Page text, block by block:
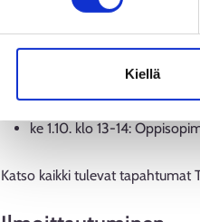
Kiellä
Syksyn tulevat
ke 10.9. klo 13-14:
ke 1.10. klo 10-11:
ke 1.10. klo 13-14:
Katso kaikki tulevat tapahtumat